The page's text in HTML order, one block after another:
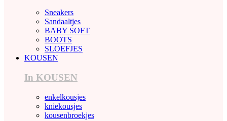
Sneakers
Sandaaltjes
BABY SOFT
BOOTS
SLOEFJES
KOUSEN
In KOUSEN
enkelkousjes
kniekousjes
kousenbroekjes